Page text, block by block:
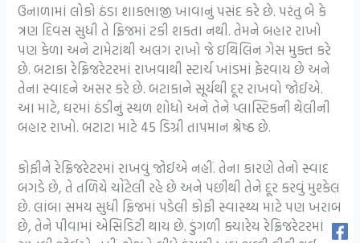
ઉનાળામાં લોકો ઠંડા શાકભાજી ખાવાનું પસંદ કરે છે. પરંતુ બે કે
ત્રણ દિવસ સુધી તે ફ્રિજમાં ટકી શકતા નથી. તેમને બહાર રાખો
પણ કેળા અને ટામેટાંથી અલગ રાખો જે ઇથિલિન ગેસ મુક્ત કરે
છે. બટાકા રેફ્રિજરેટરમાં રાખવાથી સ્ટાર્ચ ખાંડમાં ફેરવાય છે અને
તેના સ્વાદને અસર કરે છે. બટાકાને સૂર્યથી દૂર રાખવો જોઈએ.
આ માટે, ઘરમાં ઠંડીનું સ્થળ શોધો અને તેને પ્લાસ્ટિકની થેલીની
બહાર રાખો. બટાટા માટે 45 ડિગ્રી તાપમાન શ્રેષ્ઠ છે.
કોફીને રેફ્રિજરેટરમાં રાખવું જોઈએ નહીં. તેના કારણે તેનો સ્વાદ
બગડે છે, તે તળિયે ચોંટેલી રહે છે અને પછીથી તેને દૂર કરવું મુશ્કેલ
છે. લાંબા સમય સુધી ફ્રિજમાં પડેલી કોફી સ્વાસ્થ્ય માટે પણ ખરાબ
છે, તેને પીવામાં એસિડિટી થાય છે. ડુંગળી ક્યારેય રેફ્રિજરેટરમાં